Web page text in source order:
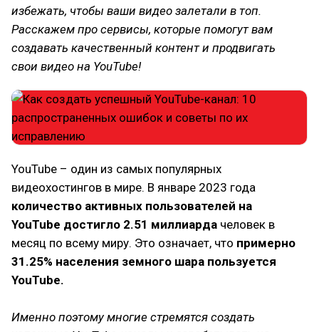
избежать, чтобы ваши видео залетали в топ.
Расскажем про сервисы, которые помогут вам
создавать качественный контент и продвигать
свои видео на YouTube!
YouTube – один из самых популярных
видеохостингов в мире. В январе 2023 года
количество активных пользователей на
YouTube достигло 2.51 миллиарда человек в
месяц по всему миру. Это означает, что примерно
31.25% населения земного шара пользуется
YouTube.
Именно поэтому многие стремятся создать